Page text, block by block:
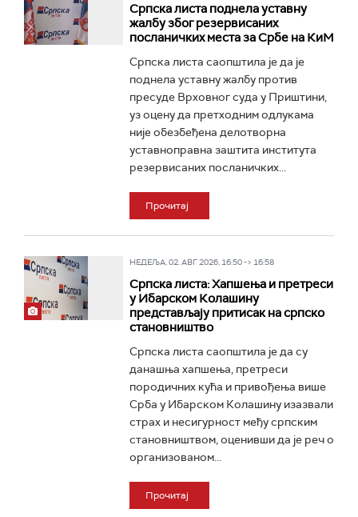
Српска листа поднела уставну
жалбу због резервисаних
посланичких места за Србе на КиМ
Српска листа саопштила је да је
поднела уставну жалбу против
пресуде Врховног суда у Приштини,
уз оцену да претходним одлукама
није обезбеђена делотворна
уставноправна заштита института
резервисаних посланичких...
Прочитај
НЕДЕЉА, 02. АВГ 2026, 16:50 -> 16:58
Српска листа: Хапшења и претреси
у Ибарском Колашину
представљају притисак на српско
становништво
Српска листа саопштила је да су
данашња хапшења, претреси
породичних кућа и привођења више
Срба у Ибарском Колашину изазвали
страх и несигурност међу српским
становништвом, оценивши да је реч о
организованом...
Прочитај